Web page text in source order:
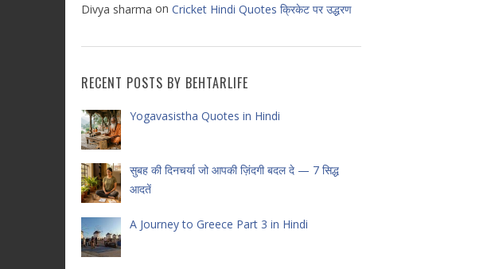
Divya sharma on Cricket Hindi Quotes क्रिकेट पर उद्धरण
RECENT POSTS BY BEHTARLIFE
Yogavasistha Quotes in Hindi
सुबह की दिनचर्या जो आपकी ज़िंदगी बदल दे — 7 सिद्ध
आदतें
A Journey to Greece Part 3 in Hindi